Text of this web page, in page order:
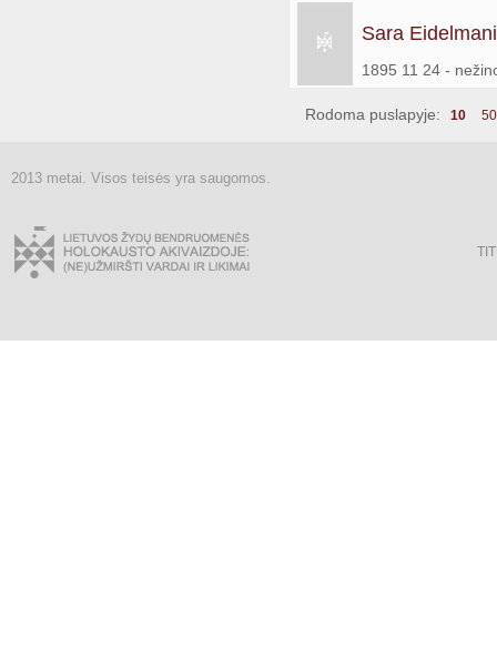
Sara
1895 11 24 -
Rodoma puslapyje: 10 50
2013 metai. Visos teisės yra saugomos.